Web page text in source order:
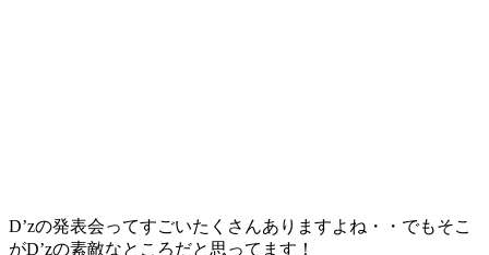
D’zの発表会ってすごいたくさんありますよね・・でもそこ
がD’zの素敵なところだと思ってます！